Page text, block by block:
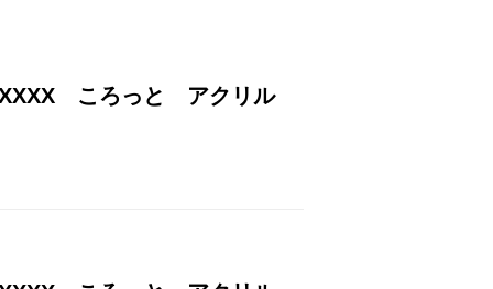
XXXX ころっと アクリル